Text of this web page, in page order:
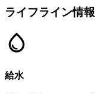
ライフライン情報
給水